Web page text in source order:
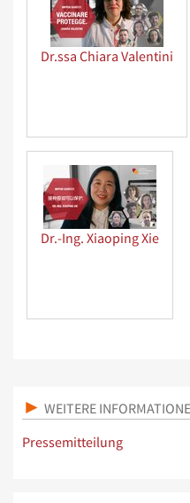
Dr.ssa Chiara Valentini
Dr.-Ing. Xiaoping Xie
WEITERE
Pressemitteilung